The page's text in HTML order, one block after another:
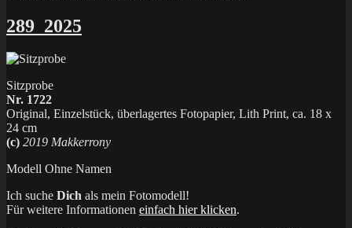
289_2025
Sitzprobe
Nr. 1722
Original, Einzelstück, überlagertes Fotopapier, Lith Print, ca. 18 x
24 cm
(c) 2019 Makkerrony
Modell Ohne Namen
Ich suche Dich als mein Fotomodell!
Für weitere Informationen einfach hier klicken.